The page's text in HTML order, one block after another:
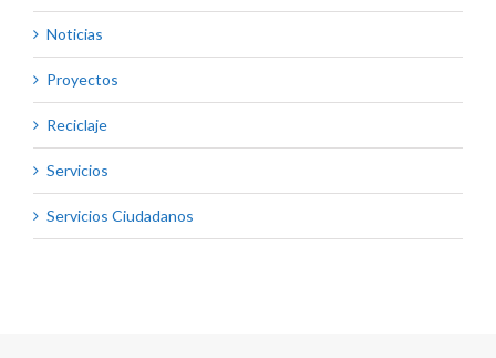
Noticias
Proyectos
Reciclaje
Servicios
Servicios Ciudadanos